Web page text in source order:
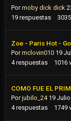
Pormoby dick dick
19 respuestas 3035
Zoe - Paris Hot -
Pormclovin010 19
4 respuestas 1016
COMO FUE EL
Porjubilo_24 19 Julio
4 respuestas 1749